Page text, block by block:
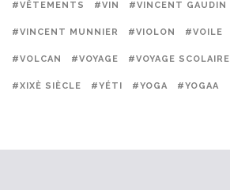
#VÊTEMENTS #VIN #VINCENT GAUDIN
#VINCENT MUNNIER #VIOLON #VOILE
#VOLCAN #VOYAGE #VOYAGE SCOLAIRE
#XIXÈ SIÈCLE #YÉTI #YOGA #YOGAA